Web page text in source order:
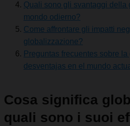
Quali sono gli svantaggi della
mondo odierno?
Come affrontare gli impatti
globalizzazione?
Preguntas frecuentes sobre
desventajas en el mundo
Cosa significa
quali sono i suoi